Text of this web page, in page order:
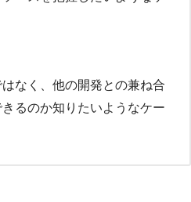
なく、他の開発との兼ね合
るのか知りたいようなケー